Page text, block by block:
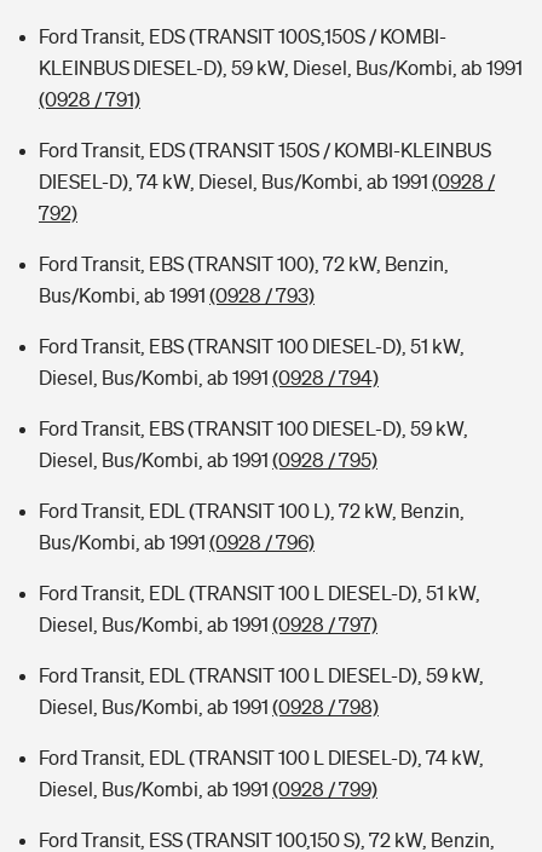
Ford Transit, EDS (TRANSIT 100S,150S / KOMBI-
KLEINBUS DIESEL-D), 59 kW, Diesel, Bus/Kombi, ab 1991
(0928 / 791)
Ford Transit, EDS (TRANSIT 150S / KOMBI-KLEINBUS
DIESEL-D), 74 kW, Diesel, Bus/Kombi, ab 1991 (0928 /
792)
Ford Transit, EBS (TRANSIT 100), 72 kW, Benzin,
Bus/Kombi, ab 1991 (0928 / 793)
Ford Transit, EBS (TRANSIT 100 DIESEL-D), 51 kW,
Diesel, Bus/Kombi, ab 1991 (0928 / 794)
Ford Transit, EBS (TRANSIT 100 DIESEL-D), 59 kW,
Diesel, Bus/Kombi, ab 1991 (0928 / 795)
Ford Transit, EDL (TRANSIT 100 L), 72 kW, Benzin,
Bus/Kombi, ab 1991 (0928 / 796)
Ford Transit, EDL (TRANSIT 100 L DIESEL-D), 51 kW,
Diesel, Bus/Kombi, ab 1991 (0928 / 797)
Ford Transit, EDL (TRANSIT 100 L DIESEL-D), 59 kW,
Diesel, Bus/Kombi, ab 1991 (0928 / 798)
Ford Transit, EDL (TRANSIT 100 L DIESEL-D), 74 kW,
Diesel, Bus/Kombi, ab 1991 (0928 / 799)
Ford Transit, ESS (TRANSIT 100,150 S), 72 kW, Benzin,